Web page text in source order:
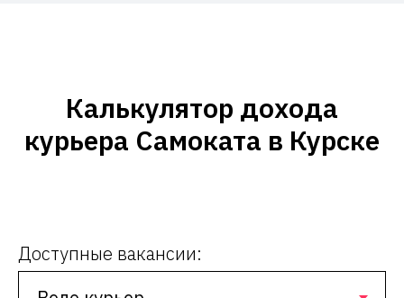
Калькулятор дохода
курьера Самоката в Курске
Доступные вакансии: